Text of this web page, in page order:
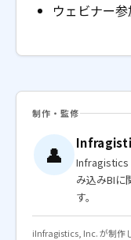
ウェビナー
制作・監修
👤
Infragistics
み込みBIに
す。
ℹ️Infragistics, Inc. が制作